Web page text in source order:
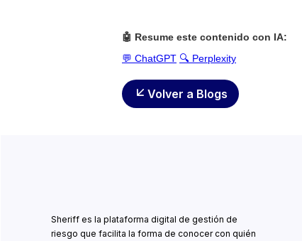
🤖 Resume este contenido con IA:
💬 ChatGPT 🔍 Perplexity
Volver a Blogs
Sheriff es la plataforma digital de gestión de
riesgo que facilita la forma de conocer con quién